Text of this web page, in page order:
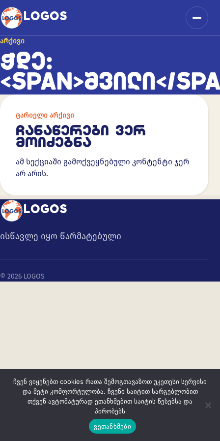
კონტენტზე გადასვლა
LOGOS
ᲐᲠᲥᲘᲕᲘ
ᲭᲓᲔ:
<SPAN>ᲨᲕᲘᲚᲘ</
ᲪᲐᲠᲘᲔᲚᲘ ᲐᲠᲥᲘᲕᲘ
ᲩᲐᲜᲐᲬᲔᲠᲔᲑᲘ ᲕᲔᲠ
ᲛᲝᲘᲫᲔᲑᲜᲐ
ამ სექციაში გამოქვეყნებული კონტენტი ჯერ
არ არის.
LOGOS
ისწავლე იყო წარმატებული
© 2026 LOGOS
ჩვენ ვიყენებთ cookies რათა შემოგთავაზოთ უკეთესი სერვისი
და მეტი კომფორტულობა. ჩვენი საიტით სარგებლობით
თქვენ ავტომატურად ეთანხმებით საიტის წესებსა და
პირობებს
ვეთანხმები